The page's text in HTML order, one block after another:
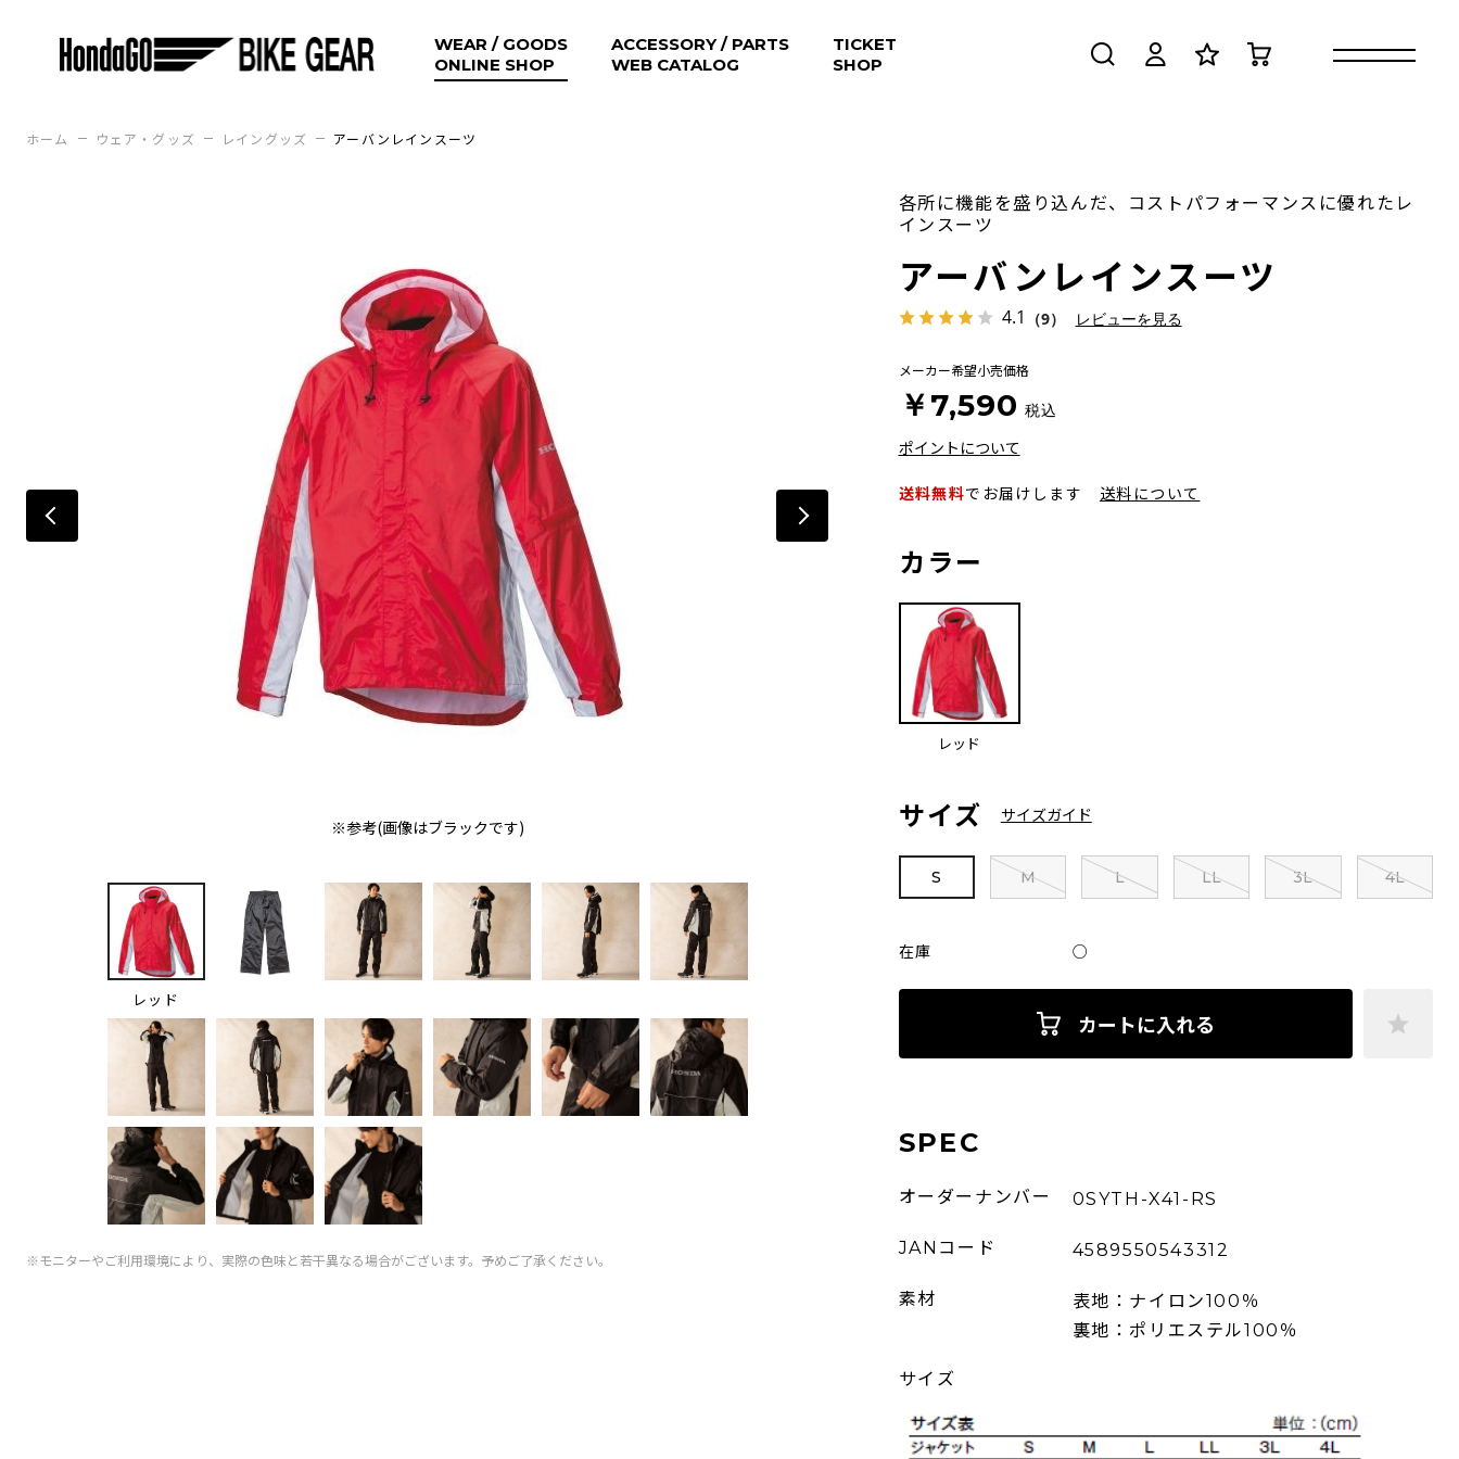
WEAR / GOODS
ONLINE SHOP
ACCESSORY / PARTS
WEB CATALOG
TICKET
SHOP
検索 ログイン お気に入り
ホーム ウェア・グッズ レイングッズ アーバンレインスーツ
※参考(画像はブラックです)
レッド
※モニターやご利用環境により、実際の色味と若干異なる場合がございます。予めご了承ください。
各所に機能を盛り込んだ、コストパフォーマンスに優れたレ
インスーツ
アーバンレインスーツ
4.1 （9） レビューを見る
メーカー希望小売価格
￥7,590 税込
ポイントについて
送料無料でお届けします 送料について
カラー
レッド
サイズ サイズガイド
S M L LL 3L 4L
在庫 ○
カートに入れる
SPEC
オーダーナンバー 0SYTH-X41-RS
JANコード 4589550543312
素材
表地：ナイロン100％
裏地：ポリエステル100％
サイズ